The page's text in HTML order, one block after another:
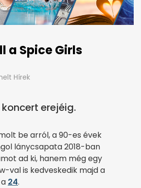
a Spice Girls
Hírek
erejéig.
be arról, a 90-es évek
lánycsapata 2018-ban
ad ki, hanem még egy
val is kedveskedik majd a
24.